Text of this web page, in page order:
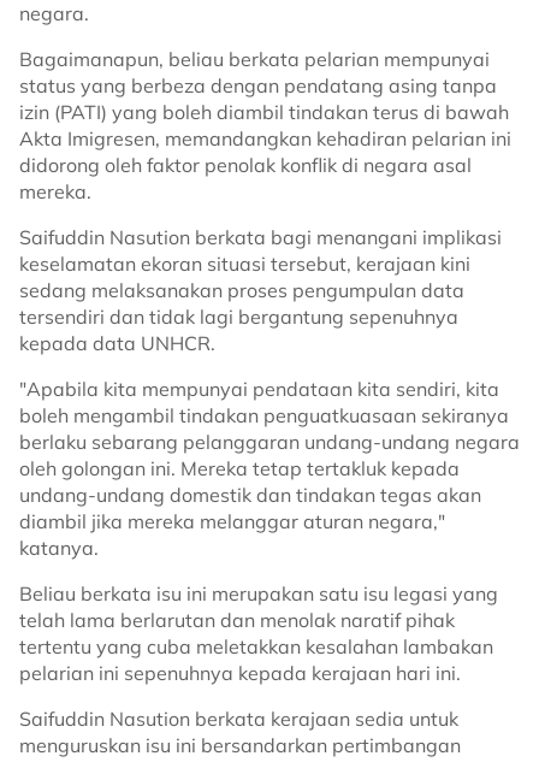
negara.
Bagaimanapun, beliau berkata pelarian mempunyai
status yang berbeza dengan pendatang asing tanpa
izin (PATI) yang boleh diambil tindakan terus di bawah
Akta Imigresen, memandangkan kehadiran pelarian ini
didorong oleh faktor penolak konflik di negara asal
mereka.
Saifuddin Nasution berkata bagi menangani implikasi
keselamatan ekoran situasi tersebut, kerajaan kini
sedang melaksanakan proses pengumpulan data
tersendiri dan tidak lagi bergantung sepenuhnya
kepada data UNHCR.
"Apabila kita mempunyai pendataan kita sendiri, kita
boleh mengambil tindakan penguatkuasaan sekiranya
berlaku sebarang pelanggaran undang-undang negara
oleh golongan ini. Mereka tetap tertakluk kepada
undang-undang domestik dan tindakan tegas akan
diambil jika mereka melanggar aturan negara,"
katanya.
Beliau berkata isu ini merupakan satu isu legasi yang
telah lama berlarutan dan menolak naratif pihak
tertentu yang cuba meletakkan kesalahan lambakan
pelarian ini sepenuhnya kepada kerajaan hari ini.
Saifuddin Nasution berkata kerajaan sedia untuk
menguruskan isu ini bersandarkan pertimbangan